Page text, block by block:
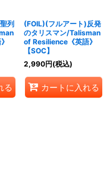
列
る
(FOIL)(フルアート)反発
のタリスマン/Talisman
of Resilience《英語》
【SOC】
2,990円(税込)
カートに入れる